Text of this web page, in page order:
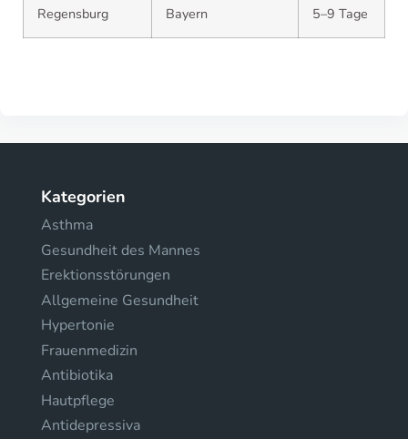
Regensburg Bayern 5–9 Tage
Kategorien
Asthma
Gesundheit des Mannes
Erektionsstörungen
Allgemeine Gesundheit
Hypertonie
Frauenmedizin
Antibiotika
Hautpflege
Antidepressiva